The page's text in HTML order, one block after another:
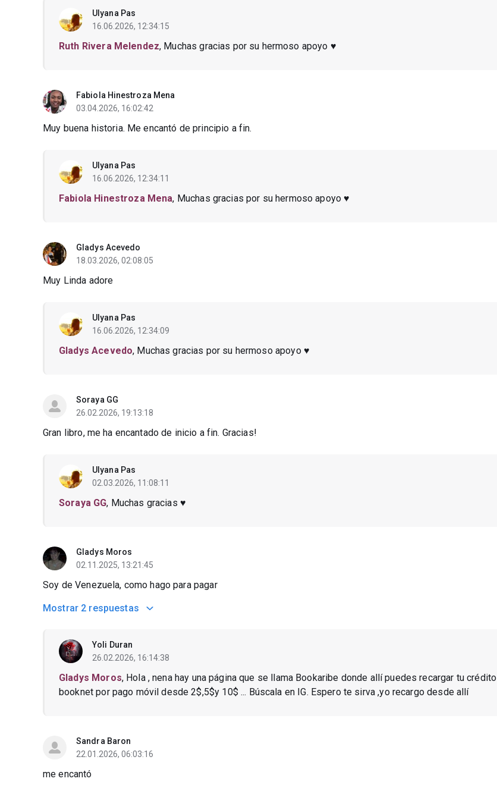
Ulyana Pas
16.06.2026, 12:34:15
Ruth Rivera Melendez, Muchas gracias por su hermoso apoyo ♥️
Fabiola Hinestroza Mena
03.04.2026, 16:02:42
Muy buena historia. Me encantó de principio a fin.
Ulyana Pas
16.06.2026, 12:34:11
Fabiola Hinestroza Mena, Muchas gracias por su hermoso apoyo ♥️
Gladys Acevedo
18.03.2026, 02:08:05
Muy Linda adore
Ulyana Pas
16.06.2026, 12:34:09
Gladys Acevedo, Muchas gracias por su hermoso apoyo ♥️
Soraya GG
26.02.2026, 19:13:18
Gran libro, me ha encantado de inicio a fin. Gracias!
Ulyana Pas
02.03.2026, 11:08:11
Soraya GG, Muchas gracias ♥️
Gladys Moros
02.11.2025, 13:21:45
Soy de Venezuela, como hago para pagar
Mostrar 2 respuestas
Yoli Duran
26.02.2026, 16:14:38
Gladys Moros, Hola , nena hay una página que se llama Bookaribe donde allí puedes recargar tu crédito
booknet por pago móvil desde 2$,5$y 10$ ... Búscala en IG. Espero te sirva ,yo recargo desde allí
Sandra Baron
22.01.2026, 06:03:16
me encantó